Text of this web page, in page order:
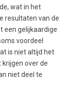
wat in het
resultaten van de
een gelijkaardige
voordeel
is niet altijd het
over de
niet deel te